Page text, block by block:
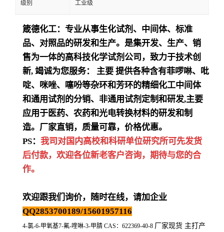
级别 工业级
箴德化工：专业从事生化试剂、中间体、标准
品、对照品的研发和生产。是集开发、生产、销
售为一体的高科技化学试剂公司，致力于技术创
新, 竭诚为您服务： 主要 提供各种含有菲啰啉、吡
啶、咪唑、噻吩等杂环和芳环的精细化工中间体
和通用试剂的分销、非通用试剂定制和研发,主要
应用于医药、农药和光电转换材料的研发和制
造。厂家直销，质量可靠，价格优惠。
PS： 我司对国内高校和科研单位研究所可先发货
后付款，欢迎各位新老客户咨询，期待与您的合
作。
欢迎跟我们询价，随时在线，请加企业
QQ2853700189/15601957116
4-氯-6-甲氧基7-氟-喹啉-3-甲腈 CAS：622369-40-8 厂家现货 主打产